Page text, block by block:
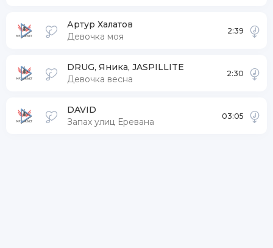
Артур Халатов
Девочка моя
2:39
DRUG, Яника, JASPILLITE
Девочка весна
2:30
DAVID
Запах улиц Еревана
03:05